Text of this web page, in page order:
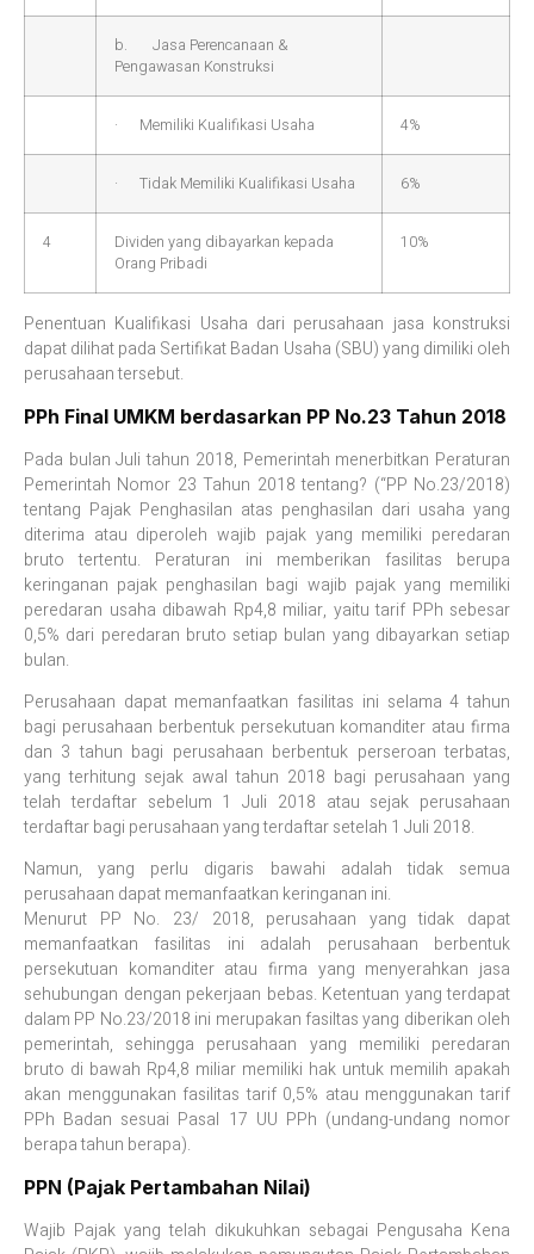
b. Jasa Perencanaan &
Pengawasan Konstruksi
· Memiliki Kualifikasi Usaha 4%
· Tidak Memiliki Kualifikasi Usaha 6%
4
Dividen yang dibayarkan kepada
Orang Pribadi
10%
Penentuan Kualifikasi Usaha dari perusahaan jasa konstruksi
dapat dilihat pada Sertifikat Badan Usaha (SBU) yang dimiliki oleh
perusahaan tersebut.
PPh Final UMKM berdasarkan PP No.23 Tahun 2018
Pada bulan Juli tahun 2018, Pemerintah menerbitkan Peraturan
Pemerintah Nomor 23 Tahun 2018 tentang? (“PP No.23/2018)
tentang Pajak Penghasilan atas penghasilan dari usaha yang
diterima atau diperoleh wajib pajak yang memiliki peredaran
bruto tertentu. Peraturan ini memberikan fasilitas berupa
keringanan pajak penghasilan bagi wajib pajak yang memiliki
peredaran usaha dibawah Rp4,8 miliar, yaitu tarif PPh sebesar
0,5% dari peredaran bruto setiap bulan yang dibayarkan setiap
bulan.
Perusahaan dapat memanfaatkan fasilitas ini selama 4 tahun
bagi perusahaan berbentuk persekutuan komanditer atau firma
dan 3 tahun bagi perusahaan berbentuk perseroan terbatas,
yang terhitung sejak awal tahun 2018 bagi perusahaan yang
telah terdaftar sebelum 1 Juli 2018 atau sejak perusahaan
terdaftar bagi perusahaan yang terdaftar setelah 1 Juli 2018.
Namun, yang perlu digaris bawahi adalah tidak semua
perusahaan dapat memanfaatkan keringanan ini.
Menurut PP No. 23/ 2018, perusahaan yang tidak dapat
memanfaatkan fasilitas ini adalah perusahaan berbentuk
persekutuan komanditer atau firma yang menyerahkan jasa
sehubungan dengan pekerjaan bebas. Ketentuan yang terdapat
dalam PP No.23/2018 ini merupakan fasiltas yang diberikan oleh
pemerintah, sehingga perusahaan yang memiliki peredaran
bruto di bawah Rp4,8 miliar memiliki hak untuk memilih apakah
akan menggunakan fasilitas tarif 0,5% atau menggunakan tarif
PPh Badan sesuai Pasal 17 UU PPh (undang-undang nomor
berapa tahun berapa).
PPN (Pajak Pertambahan Nilai)
Wajib Pajak yang telah dikukuhkan sebagai Pengusaha Kena